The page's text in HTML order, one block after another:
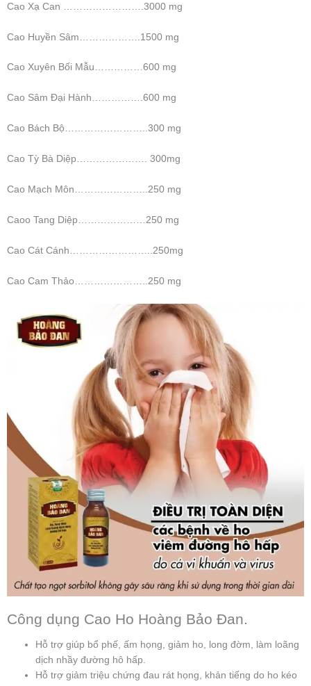
Cao Xạ Can …………………….3000 mg
Cao Huyền Sâm……………….1500 mg
Cao Xuyên Bối Mẫu……………600 mg
Cao Sâm Đại Hành…………….600 mg
Cao Bách Bộ……………………..300 mg
Cao Tỳ Bà Diệp…………………. 300mg
Cao Mạch Môn…………………..250 mg
Caoo Tang Diệp…………………250 mg
Cao Cát Cánh……………………..250mg
Cao Cam Thảo…………………..250 mg
Công dụng Cao Ho Hoàng Bảo Đan.
Hỗ trợ giúp bổ phế, ấm họng, giảm ho, long đờm, làm loãng
dịch nhầy đường hô hấp.
Hỗ trợ giảm triệu chứng đau rát họng, khản tiếng do ho kéo